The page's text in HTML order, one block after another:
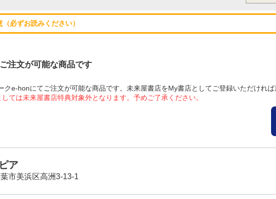
必ずお読みください）
注文が可能な商品です
クe-honにてご注文が可能な商品です。未来屋書店をMy書店としてご登録いただければ
ては未来屋書店特典対象外となります。予めご了承ください。
ア
市美浜区高洲3-13-1